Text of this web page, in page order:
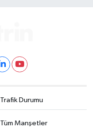
Trafik Durumu
Tüm Manşetler